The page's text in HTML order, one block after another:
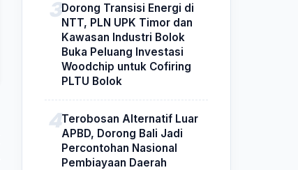
Dorong Transisi Energi di
NTT, PLN UPK Timor dan
Kawasan Industri Bolok
Buka Peluang Investasi
Woodchip untuk Cofiring
PLTU Bolok
Terobosan Alternatif Luar
APBD, Dorong Bali Jadi
Percontohan Nasional
Pembiayaan Daerah